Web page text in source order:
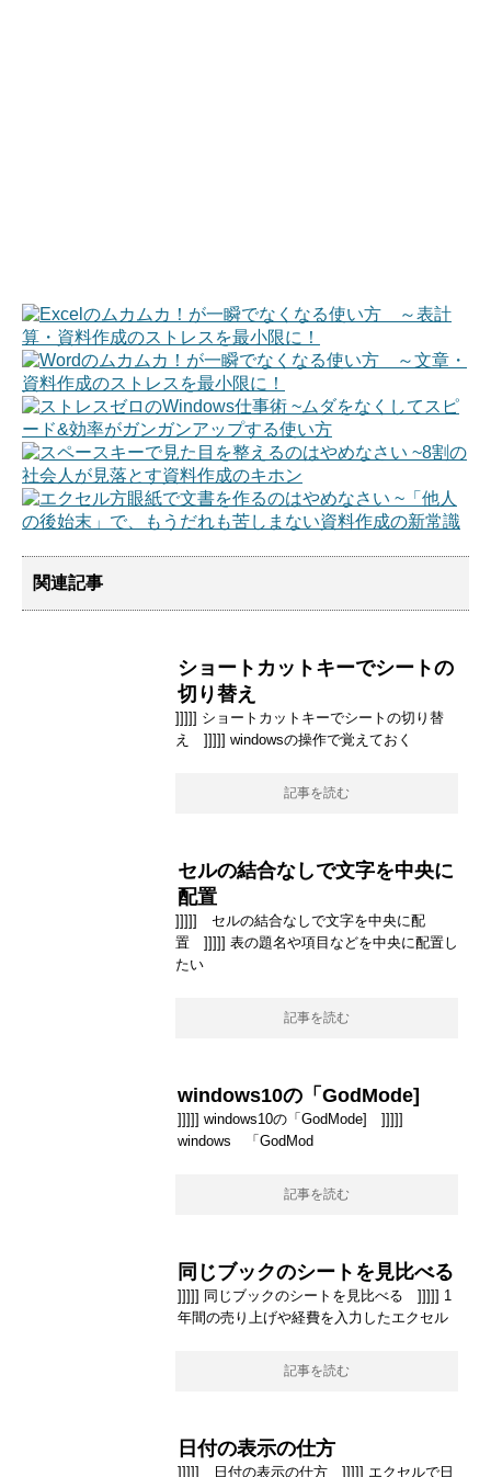
関連記事
ショートカットキーでシートの
切り替え
]]]]] ショートカットキーでシートの切り替
え ]]]]] windowsの操作で覚えておく
記事を読む
セルの結合なしで文字を中央に
配置
]]]]] セルの結合なしで文字を中央に配
置 ]]]]] 表の題名や項目などを中央に配置し
たい
記事を読む
windows10の「GodMode]
]]]]] windows10の「GodMode] ]]]]]
windows 「GodMod
記事を読む
同じブックのシートを見比べる
]]]]] 同じブックのシートを見比べる ]]]]] 1
年間の売り上げや経費を入力したエクセル
記事を読む
日付の表示の仕方
]]]]] 日付の表示の仕方 ]]]]] エクセルで日